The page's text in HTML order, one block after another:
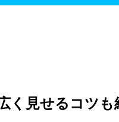
く見せるコツも